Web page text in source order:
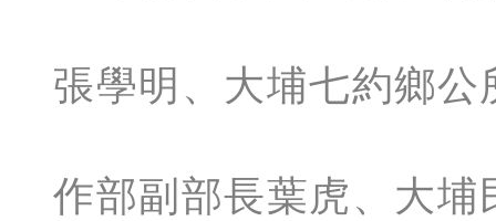
張學明、大埔七約鄉
作部副部長葉虎、大